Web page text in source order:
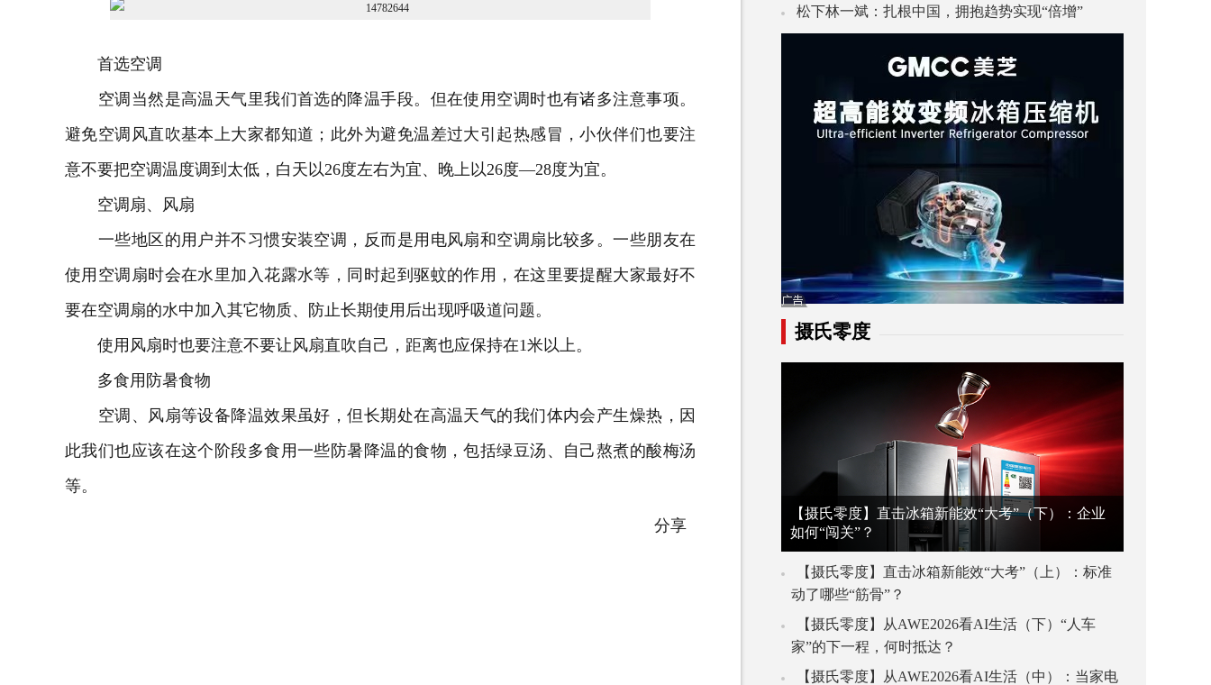
首选空调
空调当然是高温天气里我们首选的降温手段。但在使用空调时也有诸多注意事项。
避免空调风直吹基本上大家都知道；此外为避免温差过大引起热感冒，小伙伴们也要注
意不要把空调温度调到太低，白天以26度左右为宜、晚上以26度—28度为宜。
空调扇、风扇
一些地区的用户并不习惯安装空调，反而是用电风扇和空调扇比较多。一些朋友在
使用空调扇时会在水里加入花露水等，同时起到驱蚊的作用，在这里要提醒大家最好不
要在空调扇的水中加入其它物质、防止长期使用后出现呼吸道问题。
使用风扇时也要注意不要让风扇直吹自己，距离也应保持在1米以上。
多食用防暑食物
空调、风扇等设备降温效果虽好，但长期处在高温天气的我们体内会产生燥热，因
此我们也应该在这个阶段多食用一些防暑降温的食物，包括绿豆汤、自己熬煮的酸梅汤
等。
分享
松下林一斌：扎根中国，拥抱趋势实现“倍增”
摄氏零度
【摄氏零度】直击冰箱新能效“大考”（下）：企业
如何“闯关”？
【摄氏零度】直击冰箱新能效“大考”（上）：标准
动了哪些“筋骨”？
【摄氏零度】从AWE2026看AI生活（下）“人车
家”的下一程，何时抵达？
【摄氏零度】从AWE2026看AI生活（中）：当家电